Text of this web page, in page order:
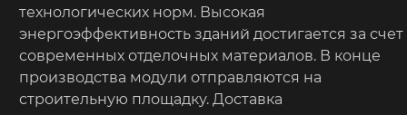
технологических норм. Высокая
энергоэффективность зданий достигается за счет
современных отделочных материалов. В конце
производства модули отправляются на
строительную площадку. Доставка